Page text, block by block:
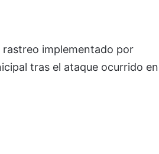
implementado por
tras el ataque ocurrido en